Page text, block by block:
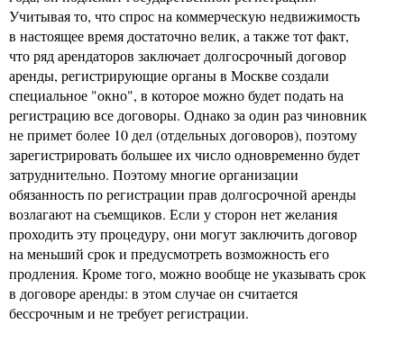
Учитывая то, что спрос на коммерческую недвижимость
в настоящее время достаточно велик, а также тот факт,
что ряд арендаторов заключает долгосрочный договор
аренды, регистрирующие органы в Москве создали
специальное "окно", в которое можно будет подать на
регистрацию все договоры. Однако за один раз чиновник
не примет более 10 дел (отдельных договоров), поэтому
зарегистрировать большее их число одновременно будет
затруднительно. Поэтому многие организации
обязанность по регистрации прав долгосрочной аренды
возлагают на съемщиков. Если у сторон нет желания
проходить эту процедуру, они могут заключить договор
на меньший срок и предусмотреть возможность его
продления. Кроме того, можно вообще не указывать срок
в договоре аренды: в этом случае он считается
бессрочным и не требует регистрации.